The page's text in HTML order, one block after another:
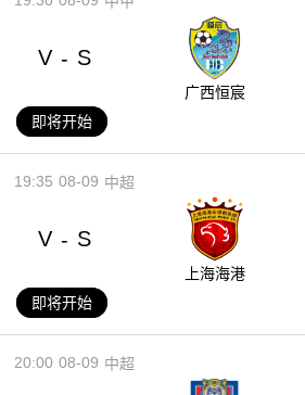
V - S
广西恒宸
即将开始
08-09
19:35 中超
V - S
上海海港
即将开始
08-09
20:00 中超